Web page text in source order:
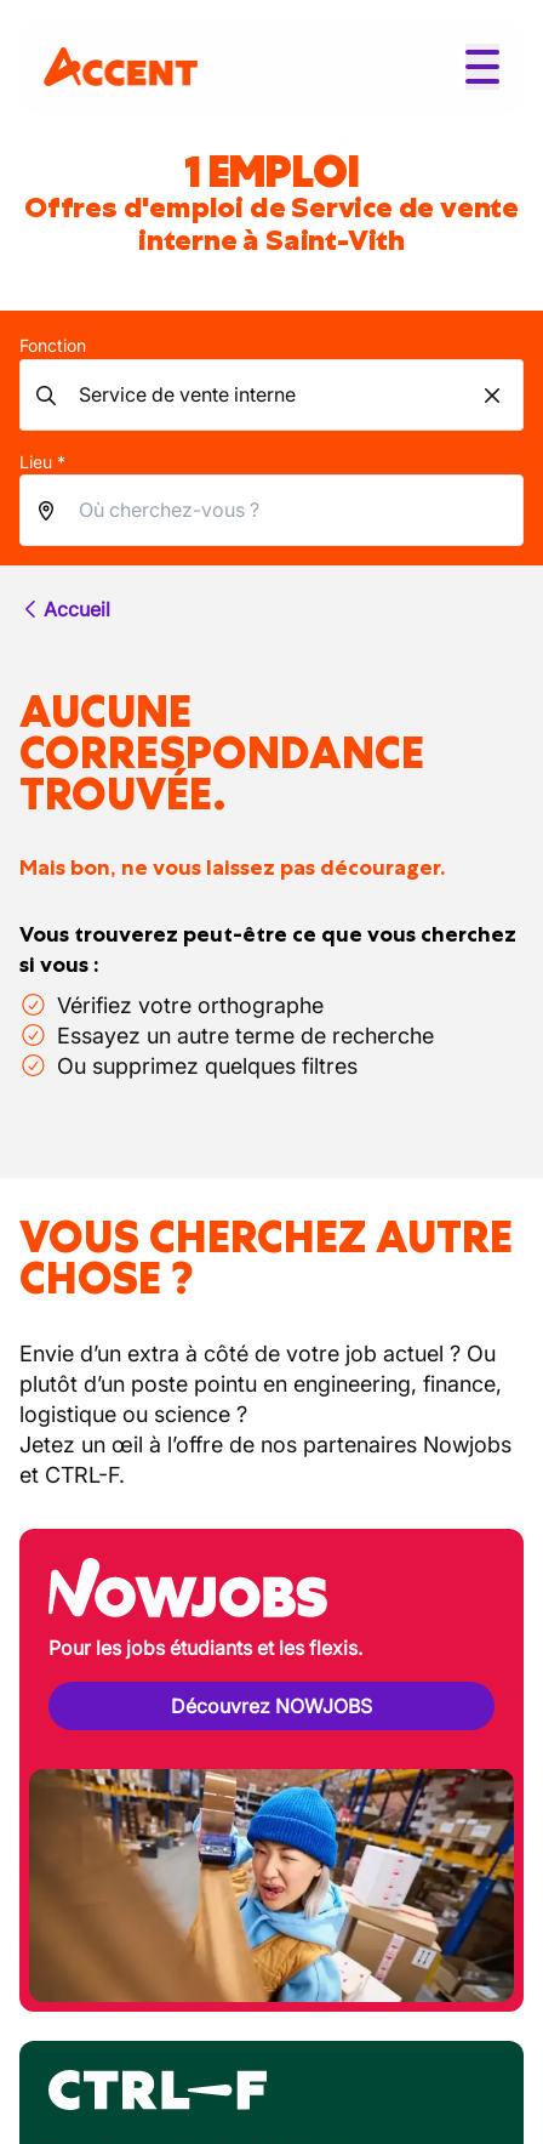
1 EMPLOI
Offres d'emploi de Service de vente
interne à Saint-Vith
Fonction
Lieu *
Accueil
AUCUNE
CORRESPONDANCE
TROUVÉE.
Mais bon, ne vous laissez pas décourager.
Vous trouverez peut-être ce que vous cherchez
si vous :
Vérifiez votre orthographe
Essayez un autre terme de recherche
Ou supprimez quelques filtres
VOUS CHERCHEZ AUTRE
CHOSE ?
Envie d’un extra à côté de votre job actuel ? Ou
plutôt d’un poste pointu en engineering, finance,
logistique ou science ?
Jetez un œil à l’offre de nos partenaires Nowjobs
et CTRL-F.
Pour les jobs étudiants et les flexis.
Découvrez NOWJOBS